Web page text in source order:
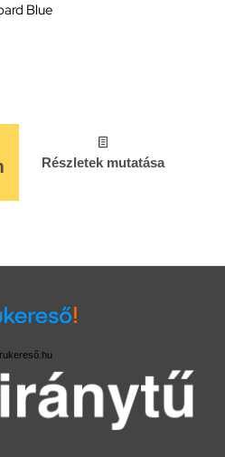
Blue
Részletek mutatása